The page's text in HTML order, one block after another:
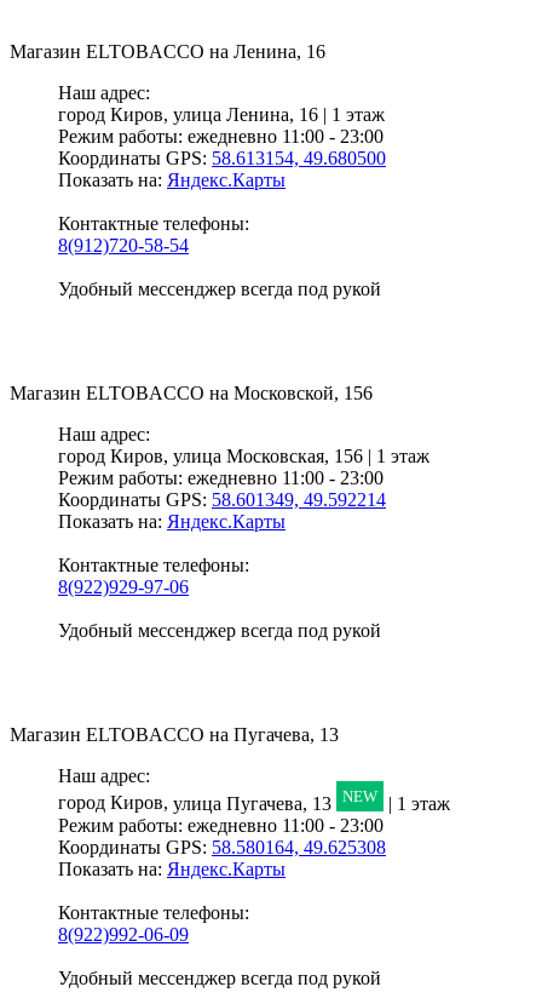
Магазин ELTOBACCO на Ленина, 16
Наш адрес:
город Киров, улица Ленина, 16 | 1 этаж
Режим работы: ежедневно 11:00 - 23:00
Координаты GPS: 58.613154, 49.680500
Показать на: Яндекс.Карты
Контактные телефоны:
8(912)720-58-54
Удобный мессенджер всегда под рукой
Магазин ELTOBACCO на Московской, 156
Наш адрес:
город Киров, улица Московская, 156 | 1 этаж
Режим работы: ежедневно 11:00 - 23:00
Координаты GPS: 58.601349, 49.592214
Показать на: Яндекс.Карты
Контактные телефоны:
8(922)929-97-06
Удобный мессенджер всегда под рукой
Магазин ELTOBACCO на Пугачева, 13
Наш адрес:
город Киров, улица Пугачева, 13 NEW
| 1 этаж
Режим работы: ежедневно 11:00 - 23:00
Координаты GPS: 58.580164, 49.625308
Показать на: Яндекс.Карты
Контактные телефоны:
8(922)992-06-09
Удобный мессенджер всегда под рукой